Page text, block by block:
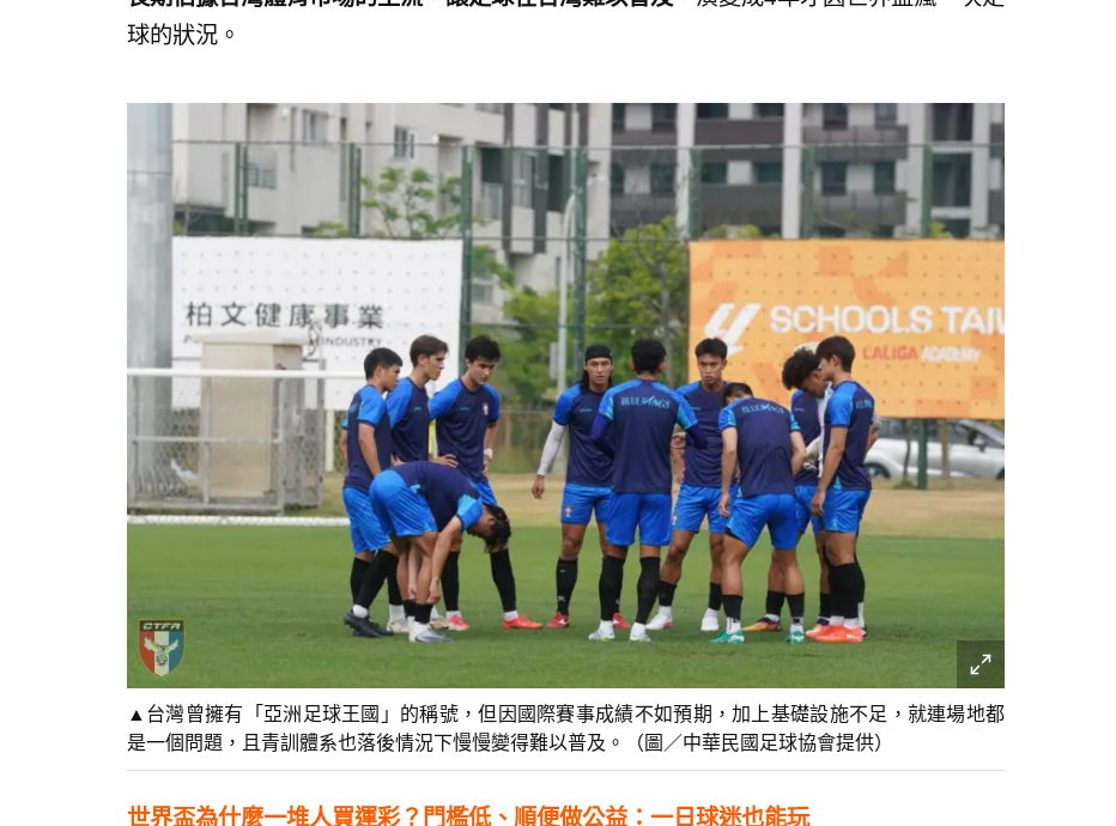
球的狀況。
▲台灣曾擁有「亞洲足球王國」的稱號，但因國際賽事成績不如預期，加上基礎設施不足，就連場地都
是一個問題，且青訓體系也落後情況下慢慢變得難以普及。（圖／中華民國足球協會提供）
世界盃為什麼一堆人買運彩？門檻低、順便做公益：一日球迷也能玩